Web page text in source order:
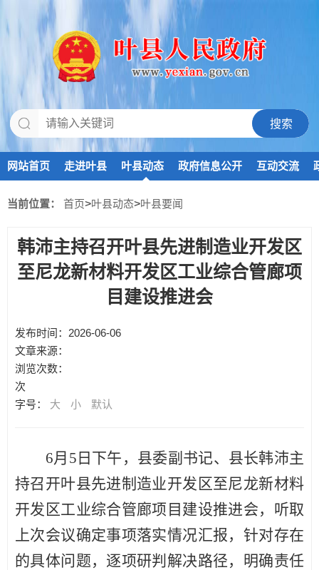
网站首页 走进叶县 叶县动态 政府信息公开 互动交流
当前位置： 首页>叶县动态>叶县要闻
韩沛主持召开叶县先进制造业开发区
至尼龙新材料开发区工业综合管廊项
目建设推进会
发布时间：2026-06-06
文章来源：
浏览次数：
次
字号： 大 小 默认
6月5日下午，县委副书记、县长韩沛主
持召开叶县先进制造业开发区至尼龙新材料
开发区工业综合管廊项目建设推进会，听取
上次会议确定事项落实情况汇报，针对存在
的具体问题，逐项研判解决路径，明确责任